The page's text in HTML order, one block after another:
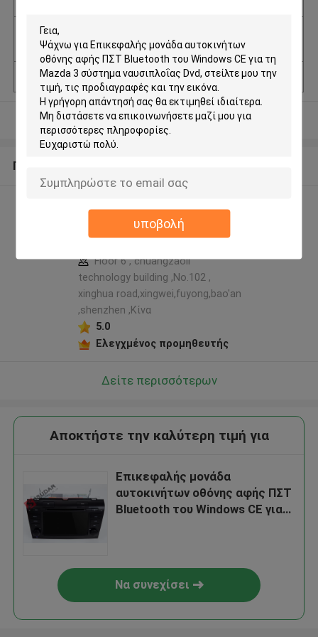
υποβολή
Δυνατότητα προ
σφοράς
300pcs/day
Μάρκα ISUDAR
Δείτε περισσότερων
Περίπου εμείς
ISUDAR TECHNOLOGY
CO.,LTD προφίλ
Floor 6 , chuangzaoli
technology building ,No.102 ,
xinghua road,xingwei,fuyong,bao'an
,shenzhen ,Κίνα
5.0
Ελεγχμένος προμηθευτής
Δείτε περισσότερων
Αποκτήστε την καλύτερη τιμή για
Επικεφαλής μονάδα
αυτοκινήτων οθόνης αφής ΠΣΤ
Bluetooth του Windows CE για
Να συνεχίσει